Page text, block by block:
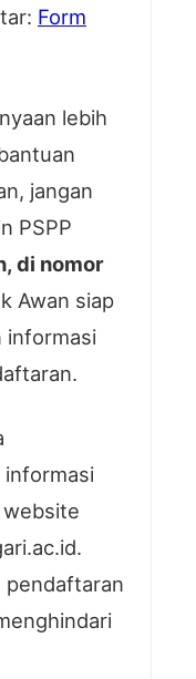
Form
lebih
jangan
PSPP
di nomor
Awan siap
informasi
informasi
website
pendaftaran